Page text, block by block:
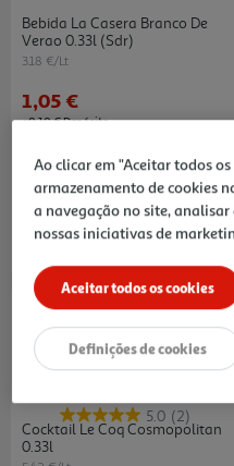
Bebida La Casera Branco De
Verao 0.33l (sdr)
3.18 €/Lt
1,05 €
+0,10 € Depósito
-22%
5.0 (2)
Cocktail Le Coq Cosmopolitan
0.33l
Ao clicar em "Aceitar todos
armazenamento de cookies
a navegação no site,
nossas iniciativas de
Aceitar todos os cookies
Definições de cookies